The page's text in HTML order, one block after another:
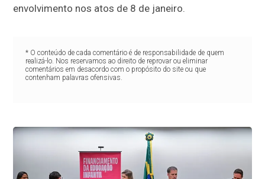
envolvimento nos atos de 8 de janeiro.
* O conteúdo de cada comentário é de responsabilidade de quem
realizá-lo. Nos reservamos ao direito de reprovar ou eliminar
comentários em desacordo com o propósito do site ou que
contenham palavras ofensivas.